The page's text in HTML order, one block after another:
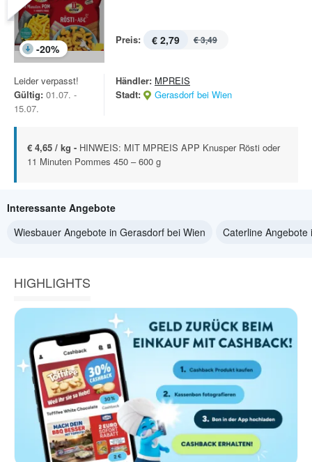
-20%
Preis: € 2,79 € 3,49
Leider verpasst!
Gültig: 01.07. -
15.07.
Händler: MPREIS
Stadt:
Gerasdorf bei Wien
€ 4,65 / kg - HINWEIS: MIT MPREIS APP Knusper Rösti oder
11 Minuten Pommes 450 – 600 g
Interessante Angebote
Wiesbauer Angebote in Gerasdorf bei Wien
Caterline
HIGHLIGHTS